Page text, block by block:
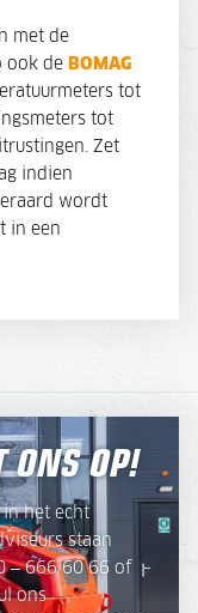
met de
ook de BOMAG
tot
tot
Zet
indien
wordt
in een
ONS OP!
het echt
staan
– 666 60 66 of
ons